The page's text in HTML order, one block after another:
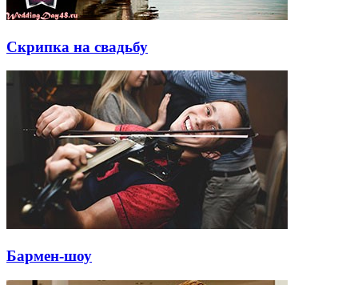
Скрипка на свадьбу
Бармен-шоу